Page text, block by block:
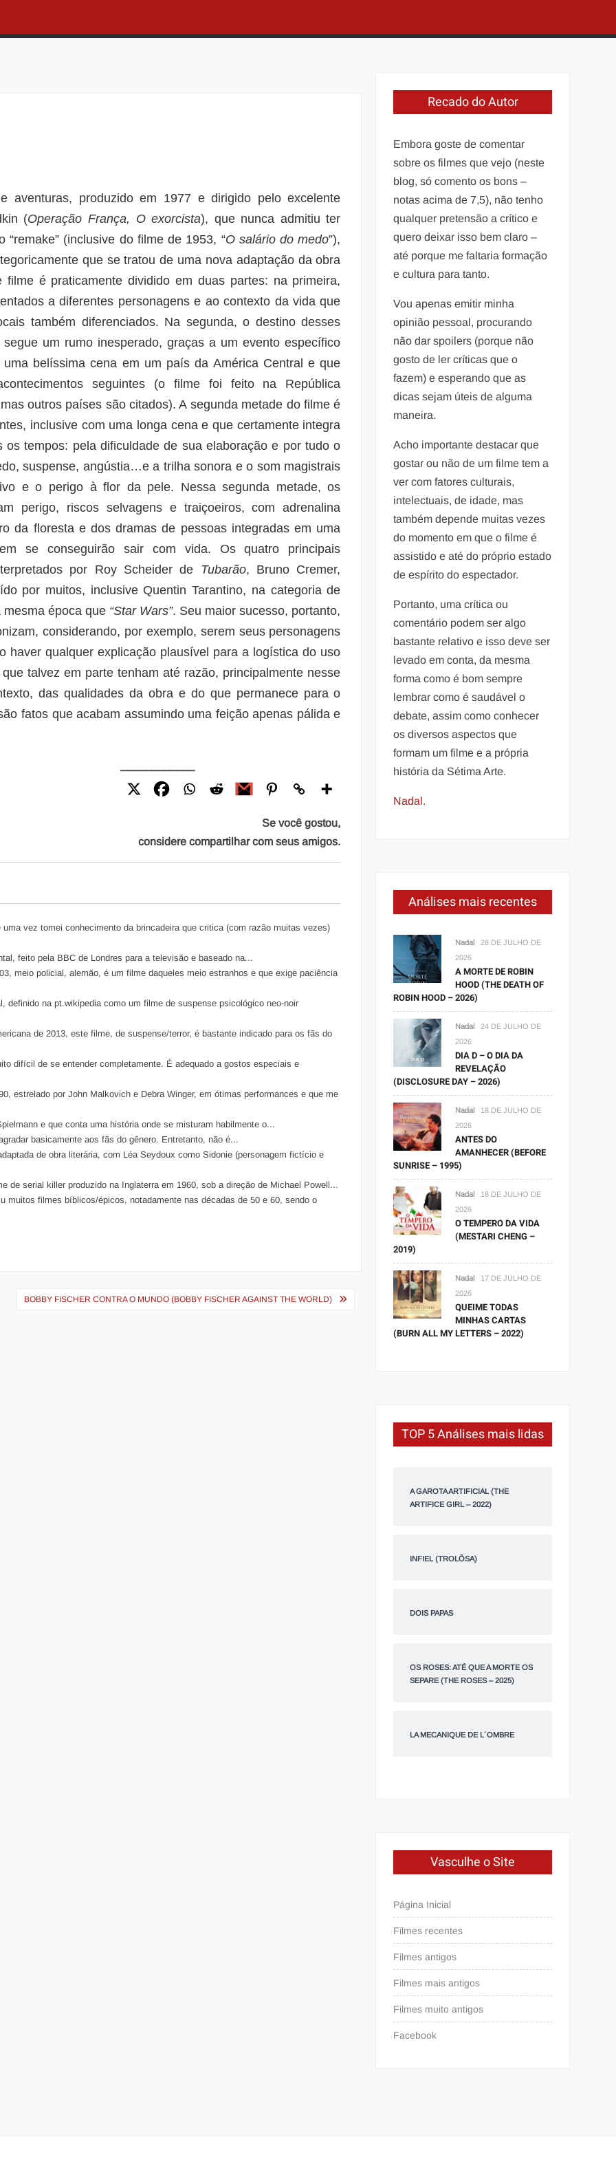
aventuras, produzido em 1977 e dirigido pelo excelente
(Operação França, O exorcista), que nunca admitiu ter
“remake” (inclusive do filme de 1953, “O salário do medo”),
que se tratou de uma nova adaptação da obra
filme é praticamente dividido em duas partes: na primeira,
a diferentes personagens e ao contexto da vida que
também diferenciados. Na segunda, o destino desses
segue um rumo inesperado, graças a um evento específico
uma belíssima cena em um país da América Central e que
seguintes (o filme foi feito na República
outros países são citados). A segunda metade do filme é
inclusive com uma longa cena e que certamente integra
tempos: pela dificuldade de sua elaboração e por tudo o
suspense, angústia…e a trilha sonora e o som magistrais
e o perigo à flor da pele. Nessa segunda metade, os
perigo, riscos selvagens e traiçoeiros, com adrenalina
da floresta e dos dramas de pessoas integradas em uma
se conseguirão sair com vida. Os quatro principais
por Roy Scheider de Tubarão, Bruno Cremer,
por muitos, inclusive Quentin Tarantino, na categoria de
mesma época que “Star Wars”. Seu maior sucesso, portanto,
considerando, por exemplo, serem seus personagens
haver qualquer explicação plausível para a logística do uso
talvez em parte tenham até razão, principalmente nesse
das qualidades da obra e do que permanece para o
fatos que acabam assumindo uma feição apenas pálida e
Se você gostou,
considere compartilhar com seus amigos.
uma vez tomei conhecimento da brincadeira que critica (com razão muitas vezes)
feito pela BBC de Londres para a televisão e baseado na...
meio policial, alemão, é um filme daqueles meio estranhos e que exige paciência
definido na pt.wikipedia como um filme de suspense psicológico neo-noir
de 2013, este filme, de suspense/terror, é bastante indicado para os fãs do
difícil de se entender completamente. É adequado a gostos especiais e
estrelado por John Malkovich e Debra Winger, em ótimas performances e que me
e que conta uma história onde se misturam habilmente o...
basicamente aos fãs do gênero. Entretanto, não é...
de obra literária, com Léa Seydoux como Sidonie (personagem fictício e
de serial killer produzido na Inglaterra em 1960, sob a direção de Michael Powell...
muitos filmes bíblicos/épicos, notadamente nas décadas de 50 e 60, sendo o
BOBBY FISCHER CONTRA O MUNDO (BOBBY FISCHER AGAINST THE WORLD)
Recado do Autor
Embora goste de comentar
sobre os filmes que vejo (neste
blog, só comento os bons –
notas acima de 7,5), não tenho
qualquer pretensão a crítico e
quero deixar isso bem claro –
até porque me faltaria formação
e cultura para tanto.
Vou apenas emitir minha
opinião pessoal, procurando
não dar spoilers (porque não
gosto de ler críticas que o
fazem) e esperando que as
dicas sejam úteis de alguma
maneira.
Acho importante destacar que
gostar ou não de um filme tem a
ver com fatores culturais,
intelectuais, de idade, mas
também depende muitas vezes
do momento em que o filme é
assistido e até do próprio estado
de espírito do espectador.
Portanto, uma crítica ou
comentário podem ser algo
bastante relativo e isso deve ser
levado em conta, da mesma
forma como é bom sempre
lembrar como é saudável o
debate, assim como conhecer
os diversos aspectos que
formam um filme e a própria
história da Sétima Arte.
Nadal.
Análises mais recentes
Nadal
28 DE JULHO DE
2026
A MORTE DE ROBIN
HOOD (THE DEATH OF
ROBIN HOOD – 2026)
Nadal
24 DE JULHO DE
2026
DIA D – O DIA DA
REVELAÇÃO
(DISCLOSURE DAY – 2026)
Nadal
18 DE JULHO DE
2026
ANTES DO
AMANHECER (BEFORE
SUNRISE – 1995)
Nadal
18 DE JULHO DE
2026
O TEMPERO DA VIDA
(MESTARI CHENG –
2019)
Nadal
17 DE JULHO DE
2026
QUEIME TODAS
MINHAS CARTAS
(BURN ALL MY LETTERS – 2022)
TOP 5 Análises mais lidas
A GAROTA ARTIFICIAL (THE
ARTIFICE GIRL – 2022)
INFIEL (TROLÕSA)
DOIS PAPAS
OS ROSES: ATÉ QUE A MORTE OS
SEPARE (THE ROSES – 2025)
LA MECANIQUE DE L´OMBRE
Vasculhe o Site
Página Inicial
Filmes recentes
Filmes antigos
Filmes mais antigos
Filmes muito antigos
Facebook